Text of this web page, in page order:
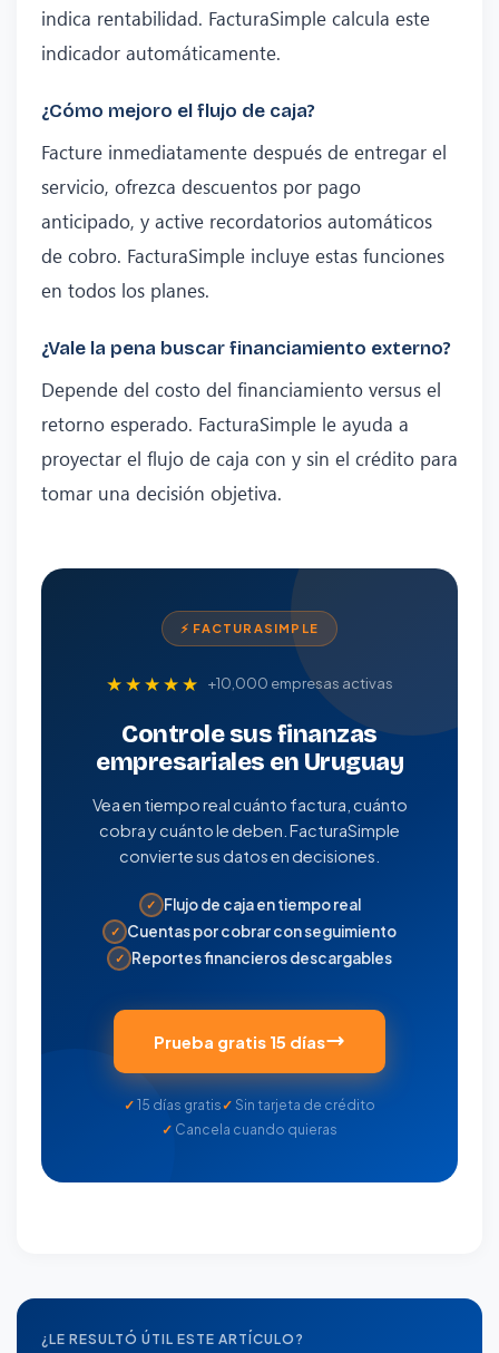
indica rentabilidad. FacturaSimple calcula este
indicador automáticamente.
¿Cómo mejoro el flujo de caja?
Facture inmediatamente después de entregar el
servicio, ofrezca descuentos por pago
anticipado, y active recordatorios automáticos
de cobro. FacturaSimple incluye estas funciones
en todos los planes.
¿Vale la pena buscar financiamiento externo?
Depende del costo del financiamiento versus el
retorno esperado. FacturaSimple le ayuda a
proyectar el flujo de caja con y sin el crédito para
tomar una decisión objetiva.
⚡ FACTURASIMPLE
★★★★★ +10,000 empresas activas
Controle sus finanzas
empresariales en Uruguay
Vea en tiempo real cuánto factura, cuánto
cobra y cuánto le deben. FacturaSimple
convierte sus datos en decisiones.
✓ Flujo de caja en tiempo real
✓ Cuentas por cobrar con seguimiento
✓ Reportes financieros descargables
Prueba gratis 15 días
15 días gratis
Sin tarjeta de crédito
Cancela cuando quieras
¿LE RESULTÓ ÚTIL ESTE ARTÍCULO?